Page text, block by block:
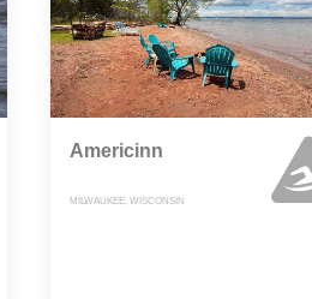
Americinn
MILWAUKEE, WISCONSIN